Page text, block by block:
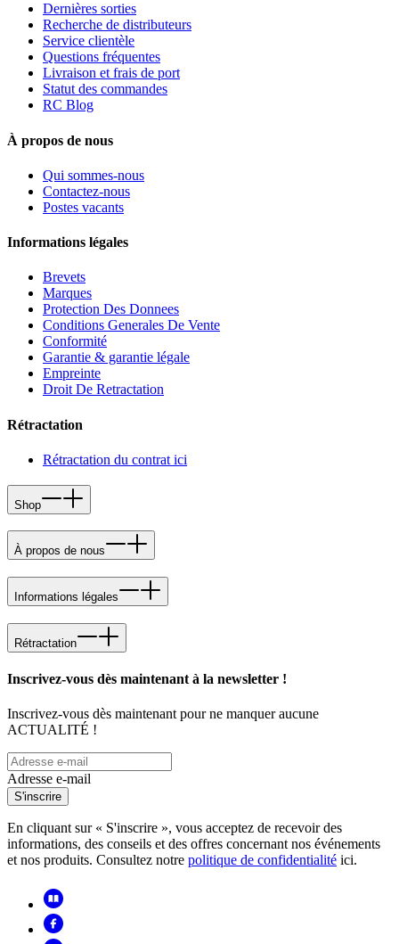
Dernières sorties
Recherche de distributeurs
Service clientèle
Questions fréquentes
Livraison et frais de port
Statut des commandes
RC Blog
À propos de nous
Qui sommes-nous
Contactez-nous
Postes vacants
Informations légales
Brevets
Marques
Protection Des Donnees
Conditions Generales De Vente
Conformité
Garantie & garantie légale
Empreinte
Droit De Retractation
Rétractation
Rétractation du contrat ici
Shop
À propos de nous
Informations légales
Rétractation
Inscrivez-vous dès maintenant à la newsletter !
Inscrivez-vous dès maintenant pour ne manquer aucune
ACTUALITÉ !
Adresse e-mail
S'inscrire
En cliquant sur « S'inscrire », vous acceptez de recevoir des
informations, des conseils et des offres concernant nos événements
et nos produits. Consultez notre politique de confidentialité ici.